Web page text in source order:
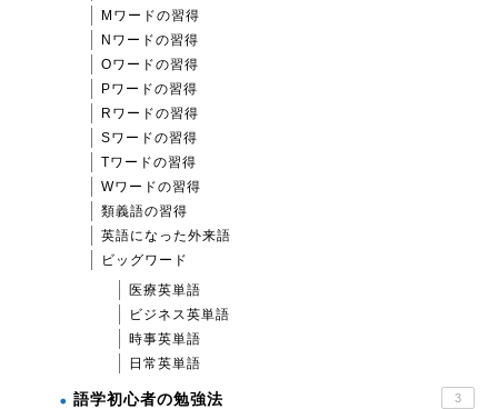
Mワードの習得
Nワードの習得
Oワードの習得
Pワードの習得
Rワードの習得
Sワードの習得
Tワードの習得
Wワードの習得
類義語の習得
英語になった外来語
ビッグワード
医療英単語
ビジネス英単語
時事英単語
日常英単語
語学初心者の勉強法 3